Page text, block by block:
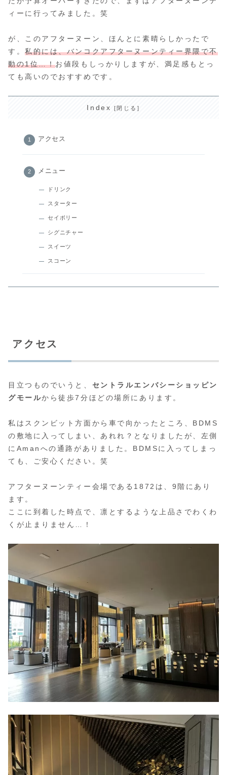
ィーに行ってみました。笑
が、このアフターヌーン、ほんとに素晴らしかったで
す。私的には、バンコクアフターヌーンティー界隈で不
動の1位…！お値段もしっかりしますが、満足感もとっ
ても高いのでおすすめです。
Index
アクセス
メニュー
ドリンク
スターター
セイボリー
シグニチャー
スイーツ
スコーン
アクセス
目立つものでいうと、 セントラルエンバシーショッピン
グモールから徒歩7分ほどの場所にあります。
私はスクンビット方面から車で向かったところ、BDMS
の敷地に入ってしまい、あれれ？となりましたが、左側
にAmanへの通路がありました。BDMSに入ってしまっ
ても、ご安心ください。笑
アフターヌーンティー会場である1872は、9階にあり
ます。
ここに到着した時点で、凛とするような上品さでわくわ
くが止まりません…！